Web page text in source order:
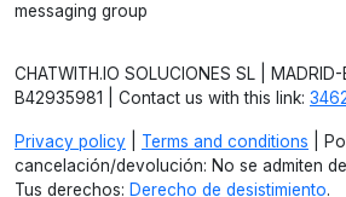
messaging group
CHATWITH.IO SOLUCIONES SL | MADRID-
B42935981 | Contact us with this link:
Privacy policy Terms and conditions |
cancelación/devolución: No se admiten
Tus derechos: Derecho de desistimiento.